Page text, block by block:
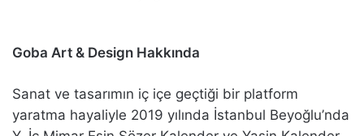
Goba Art & Design Hakkında
Sanat ve tasarımın iç içe geçtiği bir platform
yaratma hayaliyle 2019 yılında İstanbul Beyoğlu’nda